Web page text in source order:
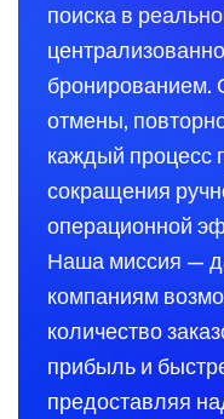
поиска в
бронированием.
отмены,
каждый процесс
сокращения
операционной
Наша миссия —
компаниям
количество
прибыль и
предоставляя